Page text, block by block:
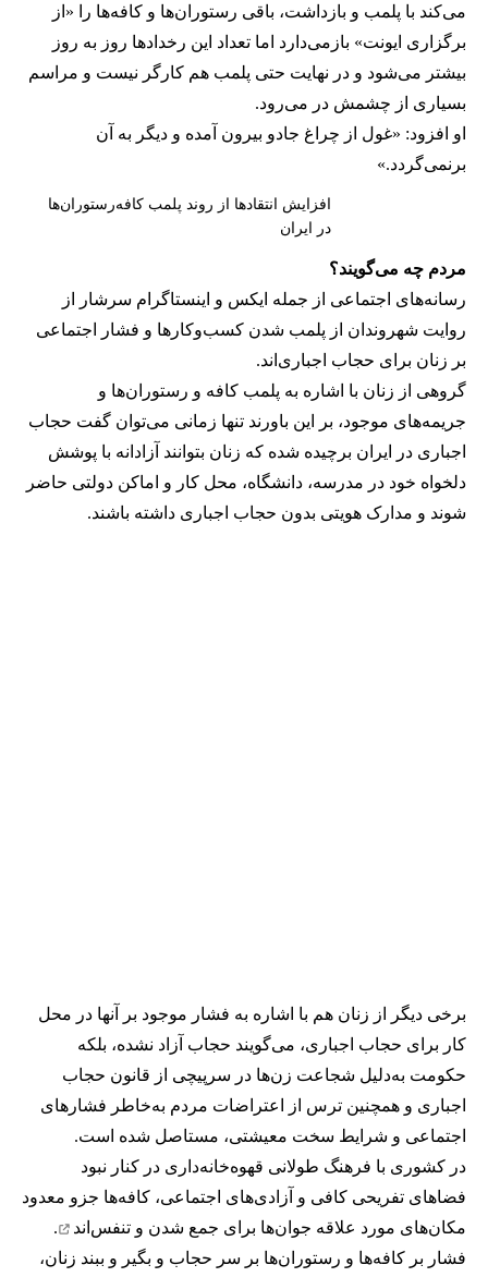
می‌کند با پلمب و بازداشت، باقی رستوران‌ها و کافه‌ها را «از
برگزاری ایونت» بازمی‌دارد اما تعداد این رخدادها روز به روز
بیشتر می‌شود و در نهایت حتی پلمب هم کارگر نیست و مراسم
بسیاری از چشمش در می‌رود.
او افزود: «غول از چراغ جادو بیرون آمده و دیگر به آن
برنمی‎‌گردد.»
افزایش انتقادها از روند پلمب کافه‌رستوران‌ها
در ایران
مردم چه می‌گویند؟
رسانه‎‌های اجتماعی از جمله ایکس و اینستاگرام سرشار از
روایت شهروندان از پلمب شدن کسب‌وکارها و فشار اجتماعی
بر زنان برای حجاب اجباری‌اند.
گروهی از زنان با اشاره به پلمب کافه و رستوران‌ها و
جریمه‌های موجود، بر این باورند تنها زمانی می‌توان گفت حجاب
اجباری در ایران برچیده شده که زنان بتوانند آزادانه با پوشش
دلخواه خود در مدرسه، دانشگاه، محل کار و اماکن دولتی حاضر
شوند و مدارک هویتی بدون حجاب اجباری داشته باشند.
برخی دیگر از زنان هم با اشاره به فشار موجود بر آنها در محل
کار برای حجاب اجباری، می‌گویند حجاب آزاد نشده، بلکه
حکومت به‌دلیل شجاعت زن‌ها در سرپیچی از قانون حجاب
اجباری و همچنین ترس از اعتراضات مردم به‌خاطر فشارهای
اجتماعی و شرایط سخت معیشتی، مستاصل شده است.
در کشوری با فرهنگ طولانی قهوه‌‌خانه‌داری در کنار نبود
فضاهای تفریحی کافی و آزادی‌های اجتماعی، کافه‌ها جزو معدود
مکان‌های مورد علاقه جوان‌ها برای جمع شدن و تنفس‌اند
.
فشار بر کافه‌ها و رستوران‌ها بر سر حجاب و بگیر و ببند زنان،